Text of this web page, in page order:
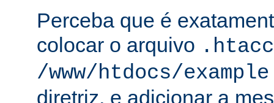
Perceba que é
colocar o arquivo
/www/htdocs/example
diretriz, e adicionar a